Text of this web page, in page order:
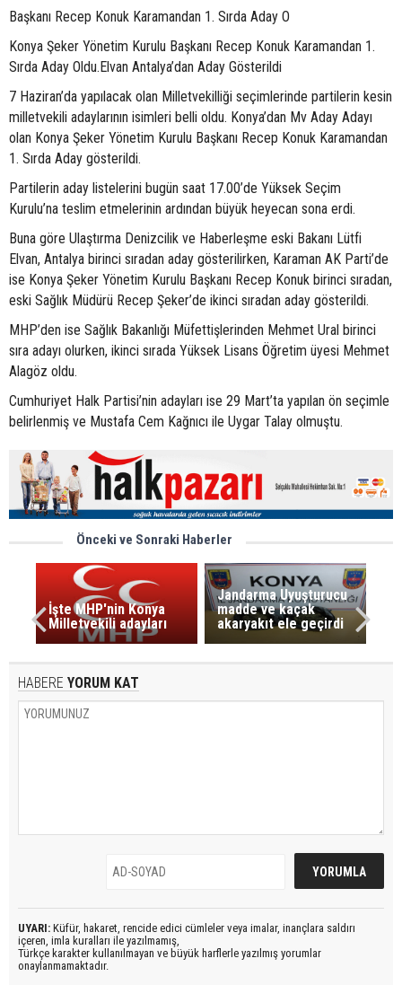
Başkanı Recep Konuk Karamandan 1. Sırda Aday O
Konya Şeker Yönetim Kurulu Başkanı Recep Konuk Karamandan 1.
Sırda Aday Oldu.Elvan Antalya’dan Aday Gösterildi
7 Haziran’da yapılacak olan Milletvekilliği seçimlerinde partilerin kesin
milletvekili adaylarının isimleri belli oldu. Konya’dan Mv Aday Adayı
olan Konya Şeker Yönetim Kurulu Başkanı Recep Konuk Karamandan
1. Sırda Aday gösterildi.
Partilerin aday listelerini bugün saat 17.00’de Yüksek Seçim
Kurulu’na teslim etmelerinin ardından büyük heyecan sona erdi.
Buna göre Ulaştırma Denizcilik ve Haberleşme eski Bakanı Lütfi
Elvan, Antalya birinci sıradan aday gösterilirken, Karaman AK Parti’de
ise Konya Şeker Yönetim Kurulu Başkanı Recep Konuk birinci sıradan,
eski Sağlık Müdürü Recep Şeker’de ikinci sıradan aday gösterildi.
MHP’den ise Sağlık Bakanlığı Müfettişlerinden Mehmet Ural birinci
sıra adayı olurken, ikinci sırada Yüksek Lisans Öğretim üyesi Mehmet
Alagöz oldu.
Cumhuriyet Halk Partisi’nin adayları ise 29 Mart’ta yapılan ön seçimle
belirlenmiş ve Mustafa Cem Kağnıcı ile Uygar Talay olmuştu.
Önceki ve Sonraki Haberler
İşte MHP'nin Konya
Milletvekili adayları
Jandarma Uyuşturucu
madde ve kaçak
akaryakıt ele geçirdi
HABERE YORUM KAT
UYARI: Küfür, hakaret, rencide edici cümleler veya imalar, inançlara saldırı
içeren, imla kuralları ile yazılmamış,
Türkçe karakter kullanılmayan ve büyük harflerle yazılmış yorumlar
onaylanmamaktadır.